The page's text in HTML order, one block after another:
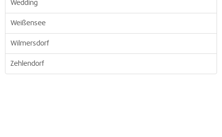
Wedding
Weißensee
Wilmersdorf
Zehlendorf